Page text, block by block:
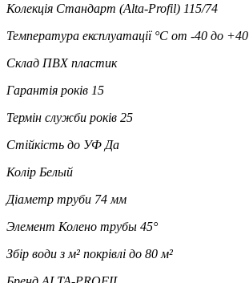
Колекція Стандарт (Alta-Profil) 115/74
Температура експлуатації °C от -40 до +40
Склад ПВХ пластик
Гарантія років 15
Термін служби років 25
Стійкість до УФ Да
Колір Белый
Діаметр труби 74 мм
Элемент Колено трубы 45°
Збір води з м² покрівлі до 80 м²